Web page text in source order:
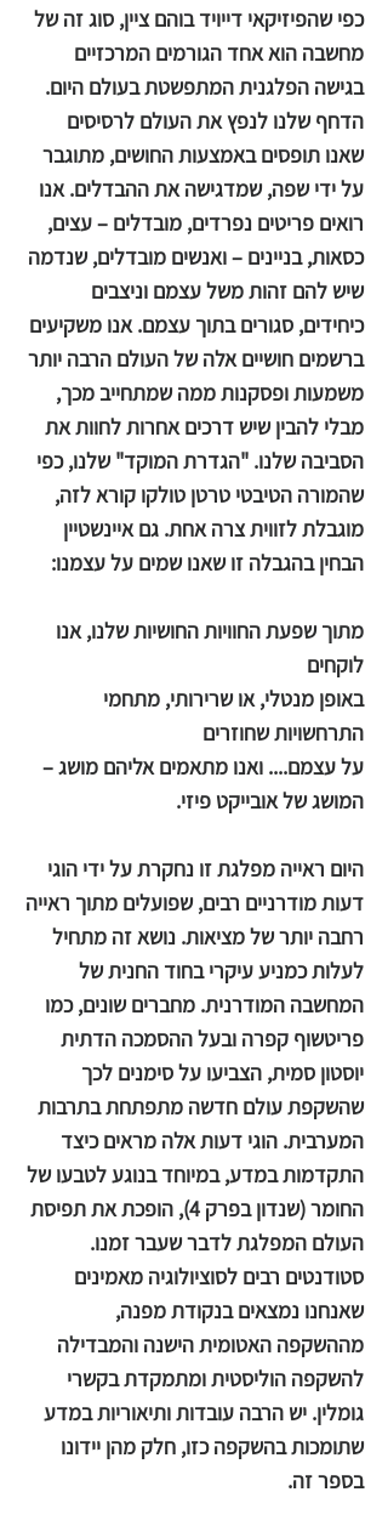
כפי שהפיזיקאי דייויד בוהם ציין, סוג זה של
מחשבה הוא אחד הגורמים המרכזיים
בגישה הפלגנית המתפשטת בעולם היום.
הדחף שלנו לנפץ את העולם לרסיסים
שאנו תופסים באמצעות החושים, מתוגבר
על ידי שפה, שמדגישה את ההבדלים. אנו
רואים פריטים נפרדים, מובדלים – עצים,
כסאות, בניינים – ואנשים מובדלים, שנדמה
שיש להם זהות משל עצמם וניצבים
כיחידים, סגורים בתוך עצמם. אנו משקיעים
ברשמים חושיים אלה של העולם הרבה יותר
משמעות ופסקנות ממה שמתחייב מכך,
מבלי להבין שיש דרכים אחרות לחוות את
הסביבה שלנו. "הגדרת המוקד" שלנו, כפי
שהמורה הטיבטי טרטן טולקו קורא לזה,
מוגבלת לזווית צרה אחת. גם איינשטיין
הבחין בהגבלה זו שאנו שמים על עצמנו:
מתוך שפעת החוויות החושיות שלנו, אנו
לוקחים
באופן מנטלי, או שרירותי, מתחמי
התרחשויות שחוזרים
על עצמם.... ואנו מתאמים אליהם מושג –
המושג של אובייקט פיזי.
היום ראייה מפלגת זו נחקרת על ידי הוגי
דעות מודרניים רבים, שפועלים מתוך ראייה
רחבה יותר של מציאות. נושא זה מתחיל
לעלות כמניע עיקרי בחוד החנית של
המחשבה המודרנית. מחברים שונים, כמו
פריטשוף קפרה ובעל ההסמכה הדתית
יוסטון סמית, הצביעו על סימנים לכך
שהשקפת עולם חדשה מתפתחת בתרבות
המערבית. הוגי דעות אלה מראים כיצד
התקדמות במדע, במיוחד בנוגע לטבעו של
החומר (שנדון בפרק 4), הופכת את תפיסת
העולם המפלגת לדבר שעבר זמנו.
סטודנטים רבים לסוציולוגיה מאמינים
שאנחנו נמצאים בנקודת מפנה,
מההשקפה האטומית הישנה והמבדילה
להשקפה הוליסטית ומתמקדת בקשרי
גומלין. יש הרבה עובדות ותיאוריות במדע
שתומכות בהשקפה כזו, חלק מהן יידונו
בספר זה.